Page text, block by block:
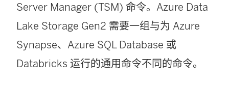
Server Manager (TSM) 命令。Azure Data
Lake Storage Gen2 需要一组与为 Azure
Synapse、Azure SQL Database 或
Databricks 运行的通用命令不同的命令。